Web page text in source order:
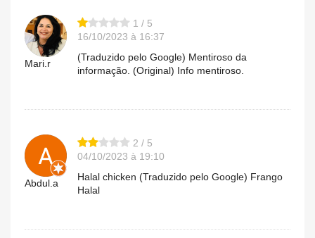
Mari.r
1 / 5
16/10/2023 à 16:37
(Traduzido pelo Google) Mentiroso da
informação. (Original) Info mentiroso.
Abdul.a
2 / 5
04/10/2023 à 19:10
Halal chicken (Traduzido pelo Google) Frango
Halal